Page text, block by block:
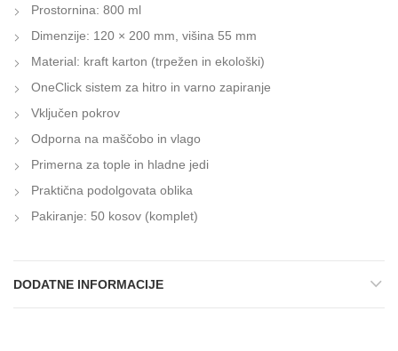
Prostornina: 800 ml
Dimenzije: 120 × 200 mm, višina 55 mm
Material: kraft karton (trpežen in ekološki)
OneClick sistem za hitro in varno zapiranje
Vključen pokrov
Odporna na maščobo in vlago
Primerna za tople in hladne jedi
Praktična podolgovata oblika
Pakiranje: 50 kosov (komplet)
DODATNE INFORMACIJE